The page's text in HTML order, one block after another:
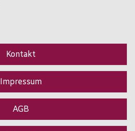
Kontakt
Impressum
AGB